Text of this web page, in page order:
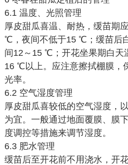
6.1 温度、光照管理
厚皮甜瓜喜温、耐热，缓苗期
℃，夜间不低于15 ℃；缓苗后
间12～15 ℃；开花坐果期白天
16 ℃以上。应注意擦拭棚膜，
光率。
6.2 空气湿度管理
厚皮甜瓜喜较低的空气湿度，
为宜。一般通过地面覆膜、膜
度调控等措施来调节湿度。
6.3 肥水管理
缓苗后至开花前不用浇水，开